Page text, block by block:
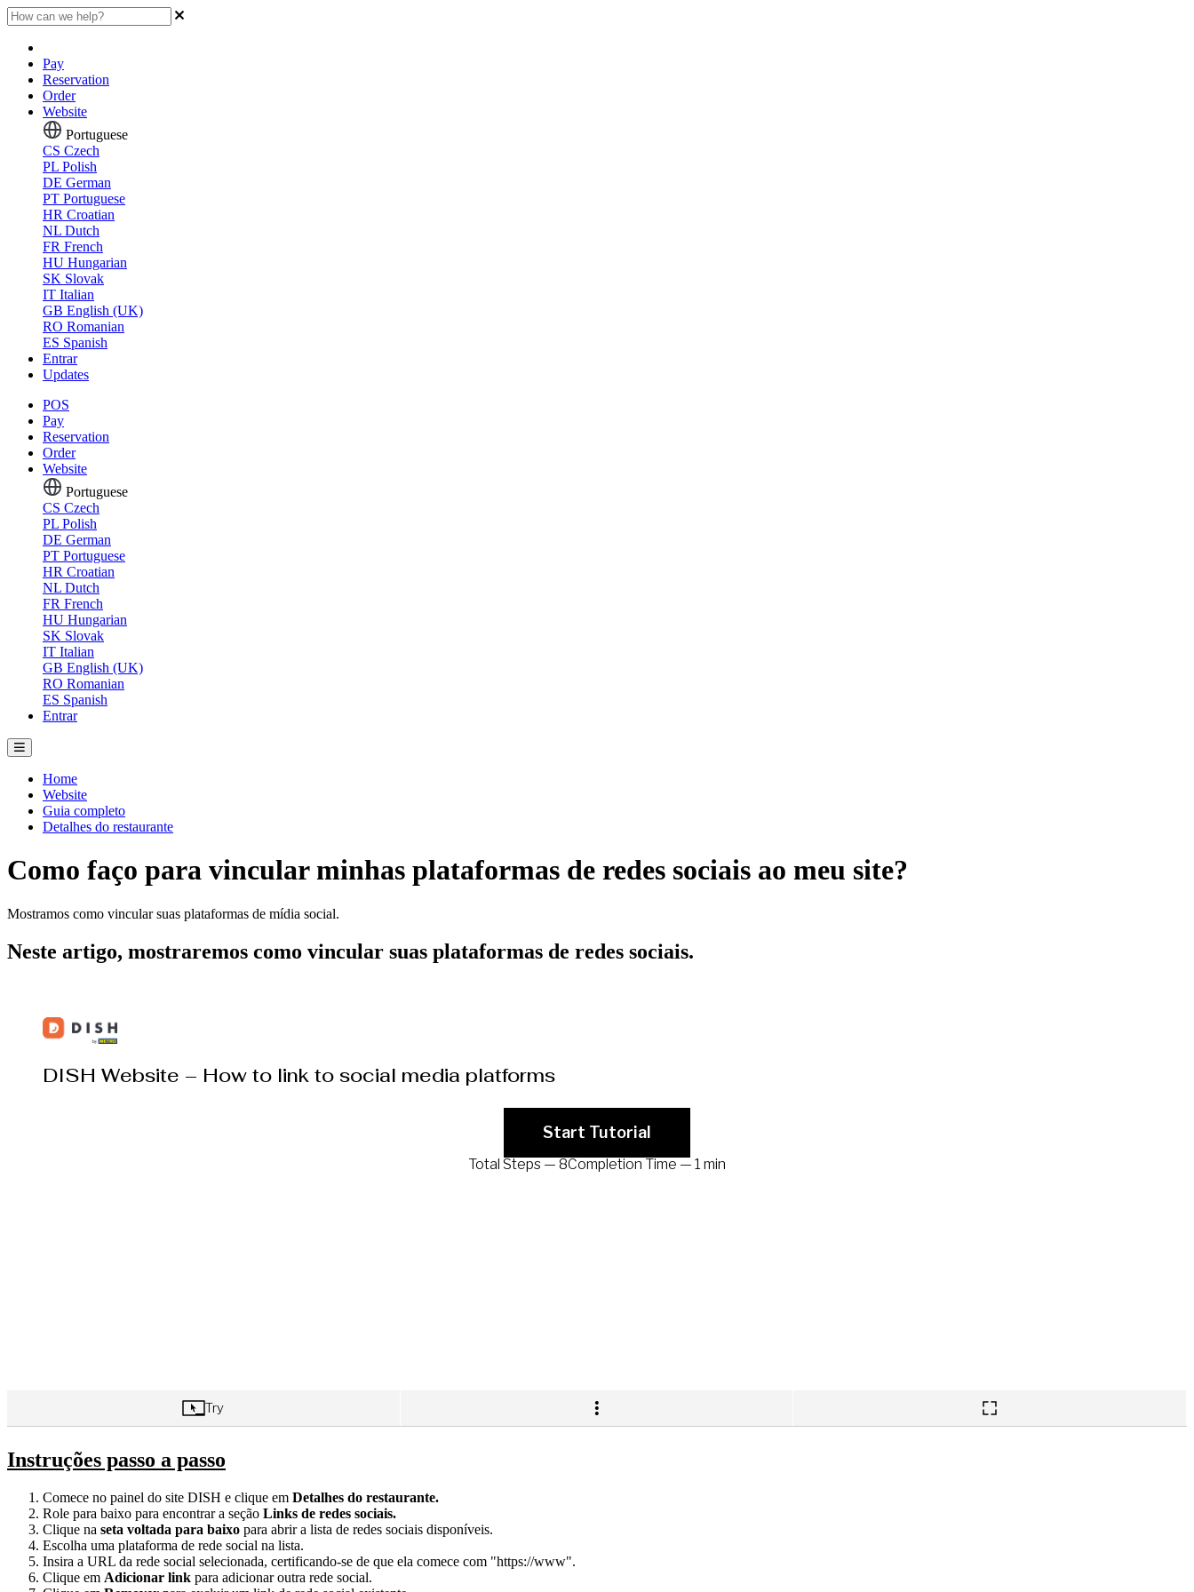
Pay
Reservation
Order
Website
Portuguese
CS Czech
PL Polish
DE German
PT Portuguese
HR Croatian
NL Dutch
FR French
HU Hungarian
SK Slovak
IT Italian
GB English (UK)
RO Romanian
ES Spanish
Entrar
Updates
POS
Pay
Reservation
Order
Website
Portuguese
CS Czech
PL Polish
DE German
PT Portuguese
HR Croatian
NL Dutch
FR French
HU Hungarian
SK Slovak
IT Italian
GB English (UK)
RO Romanian
ES Spanish
Entrar
Home
Website
Guia completo
Detalhes do restaurante
Como faço para vincular minhas plataformas de redes sociais ao meu site?
Mostramos como vincular suas plataformas de mídia social.
Neste artigo, mostraremos como vincular suas plataformas de redes sociais.
Instruções passo a passo
Comece no painel do site DISH e clique em Detalhes do restaurante.
Role para baixo para encontrar a seção Links de redes sociais.
Clique na seta voltada para baixo para abrir a lista de redes sociais disponíveis.
Escolha uma plataforma de rede social na lista.
Insira a URL da rede social selecionada, certificando-se de que ela comece com "https://www".
Clique em Adicionar link para adicionar outra rede social.